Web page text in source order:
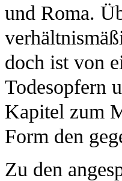
und Roma.
doch ist von
Todesopfern
Kapitel zum
Form den
Zu den